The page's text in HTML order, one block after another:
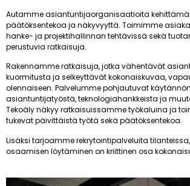
Autamme asiantuntijaorganisaatioita
päätöksentekoa ja näkyvyyttä. Toimimme
hanke- ja projektihallinnan tehtävissä sekä
perustuvia ratkaisuja.
Rakennamme ratkaisuja, jotka vähentävät
kuormitusta ja selkeyttävät kokonaiskuvaa,
olennaiseen. Palvelumme pohjautuvat
asiantuntijatyöstä, teknologiahankkeista ja
Tekoäly näkyy ratkaisuissamme työkaluina ja
tukevat päivittäistä työtä sekä päätöksentekoa.
Lisäksi tarjoamme rekrytointipalveluita
osaamisen löytäminen on kriittinen osa